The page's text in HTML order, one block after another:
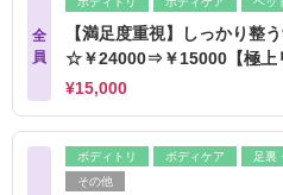
全
員
【満足度重視】しっかり整
☆￥24000⇒￥15000【極上
¥15,000
ボディトリ ボディケア 足裏
その他